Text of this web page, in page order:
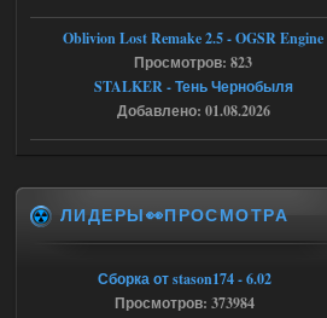
Ответить ➤
05.08.2026
Тайна Зоны - Remaster 2026
Stalker-Mods-Clan-su
Ответить ➤
05.08.2026
AndreySA
Oblivion Lost Remake 2.5 - OGSR Engine
Просмотров: 823
STALKER - Тень Чернобыля
Добавлено: 01.08.2026
ЛИДЕРЫ👀ПРОСМОТРА
Сборка от stason174 - 6.02
Просмотров: 373984